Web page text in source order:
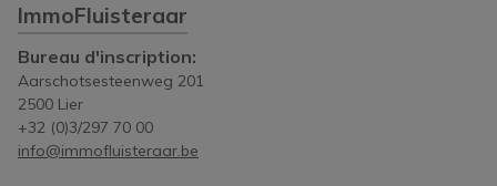
ImmoFluisteraar
Bureau d'inscription:
Aarschotsesteenweg 201
2500 Lier
+32 (0)3/297 70 00
info@immofluisteraar.be